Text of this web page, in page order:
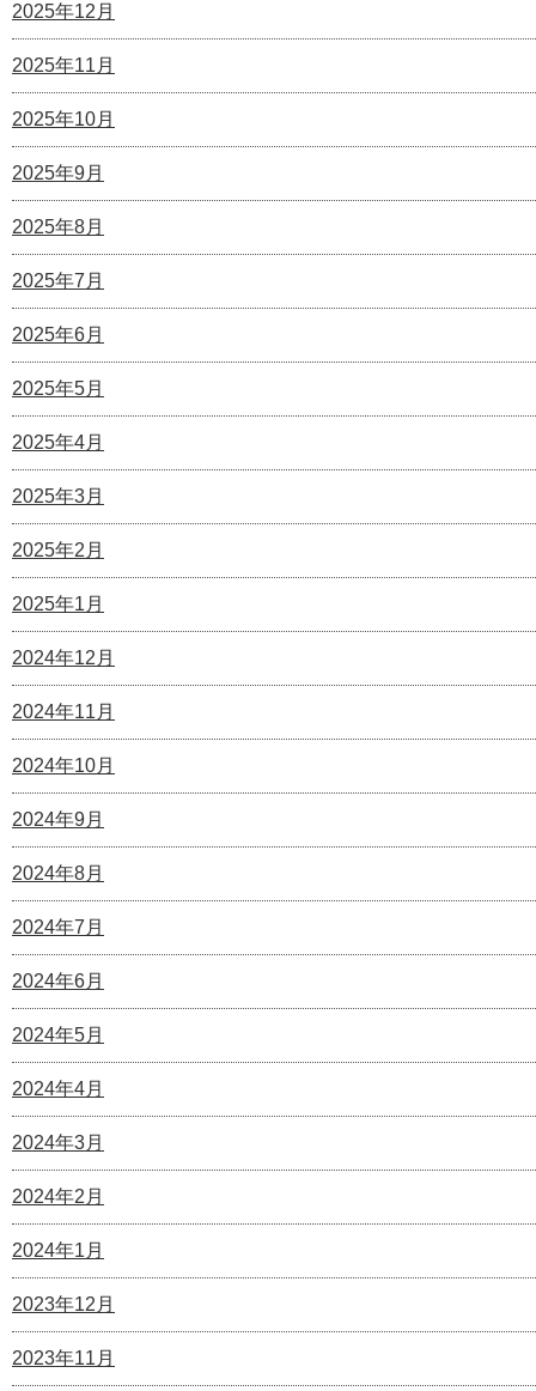
2025年12月
2025年11月
2025年10月
2025年9月
2025年8月
2025年7月
2025年6月
2025年5月
2025年4月
2025年3月
2025年2月
2025年1月
2024年12月
2024年11月
2024年10月
2024年9月
2024年8月
2024年7月
2024年6月
2024年5月
2024年4月
2024年3月
2024年2月
2024年1月
2023年12月
2023年11月